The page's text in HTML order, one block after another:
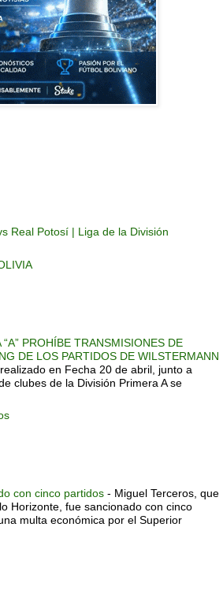
Real Potosí | Liga de la División
PROHÍBE TRANSMISIONES DE
DE LOS PARTIDOS DE WILSTERMANN
en Fecha 20 de abril, junto a
clubes de la División Primera A se
con cinco partidos - Miguel Terceros, que
Horizonte, fue sancionado con cinco
multa económica por el Superior